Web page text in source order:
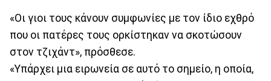
«Οι γιοι τους κάνουν συμφωνίες με τον ίδιο εχθρό
που οι πατέρες τους ορκίστηκαν να σκοτώσουν
στον τζιχάντ», πρόσθεσε.
«Υπάρχει μια ειρωνεία σε αυτό το σημείο, η οποία,